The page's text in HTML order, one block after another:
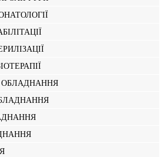
ОБЛАДНАННЯ